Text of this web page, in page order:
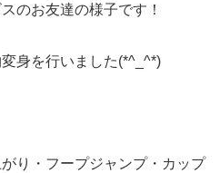
のお友達の様子です！
身を行いました(*^_^*)
り・フープジャンプ・カップ